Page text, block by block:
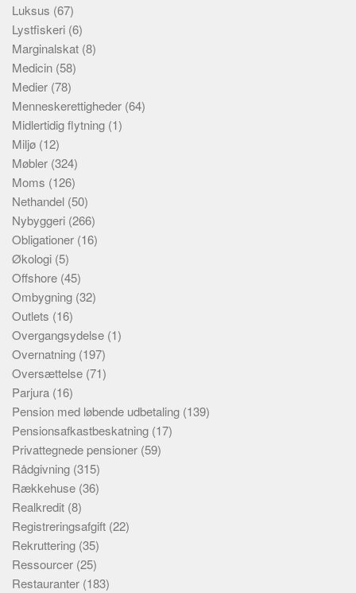
Luksus (67)
Lystfiskeri (6)
Marginalskat (8)
Medicin (58)
Medier (78)
Menneskerettigheder (64)
Midlertidig flytning (1)
Miljø (12)
Møbler (324)
Moms (126)
Nethandel (50)
Nybyggeri (266)
Obligationer (16)
Økologi (5)
Offshore (45)
Ombygning (32)
Outlets (16)
Overgangsydelse (1)
Overnatning (197)
Oversættelse (71)
Parjura (16)
Pension med løbende udbetaling (139)
Pensionsafkastbeskatning (17)
Privattegnede pensioner (59)
Rådgivning (315)
Rækkehuse (36)
Realkredit (8)
Registreringsafgift (22)
Rekruttering (35)
Ressourcer (25)
Restauranter (183)